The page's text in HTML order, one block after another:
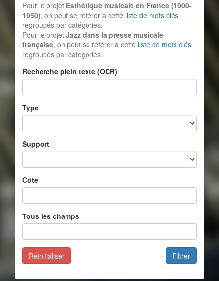
Pour le projet Esthétique musicale en France (1900-
1950), on peut se référer à cette liste de mots clés
regroupés par catégories.
Pour le projet Jazz dans la presse musicale
française, on peut se référer à cette liste de mots clés
regroupés par catégories.
Recherche plein texte (OCR)
Type
Support
Cote
Tous les champs
Filtrer
Réinitialiser